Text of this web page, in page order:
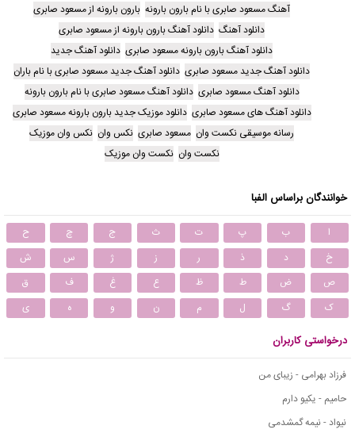
آهنگ مسعود صابری با نام بارون بارونه بارون بارونه از مسعود صابری
دانلود آهنگ دانلود آهنگ بارون بارونه از مسعود صابری
دانلود آهنگ بارون بارونه مسعود صابری دانلود آهنگ جدید
دانلود آهنگ جدید مسعود صابری دانلود آهنگ جدید مسعود صابری با نام باران
دانلود آهنگ مسعود صابری دانلود آهنگ مسعود صابری با نام بارون بارونه
دانلود آهنگ های مسعود صابری دانلود موزیک جدید بارون بارونه مسعود صابری
رسانه موسیقی نکست وان مسعود صابری نکس وان نکس وان موزیک
نکست وان نکست وان موزیک
خوانندگان براساس الفبا
ا ب پ ت ث ج چ
ح
خ
د ذ ر ز ژ س
ش
ص
ض ط ظ ع غ ف
ق
ک
گ ل م ن و ه ی
درخواستی کاربران
فرزاد بهرامی - زیبای من
حامیم - یکیو دارم
نیواد - نیمه گمشدمی